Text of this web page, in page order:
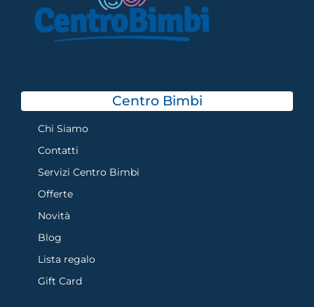
Centro Bimbi
Chi Siamo
Contatti
Servizi Centro Bimbi
Offerte
Novità
Blog
Lista regalo
Gift Card